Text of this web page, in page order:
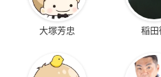
大塚芳忠 稲田